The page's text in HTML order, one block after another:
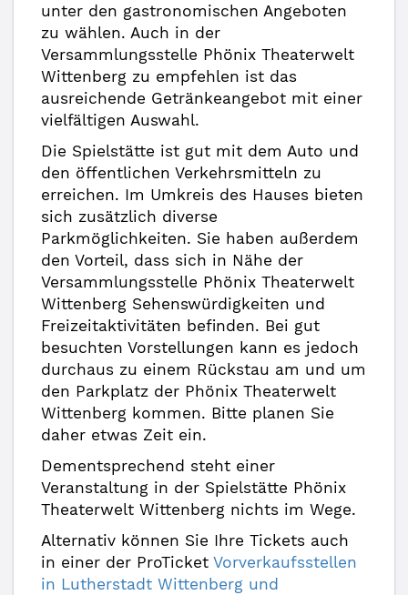
unter den gastronomischen Angeboten
zu wählen. Auch in der
Versammlungsstelle Phönix Theaterwelt
Wittenberg zu empfehlen ist das
ausreichende Getränkeangebot mit einer
vielfältigen Auswahl.
Die Spielstätte ist gut mit dem Auto und
den öffentlichen Verkehrsmitteln zu
erreichen. Im Umkreis des Hauses bieten
sich zusätzlich diverse
Parkmöglichkeiten. Sie haben außerdem
den Vorteil, dass sich in Nähe der
Versammlungsstelle Phönix Theaterwelt
Wittenberg Sehenswürdigkeiten und
Freizeitaktivitäten befinden. Bei gut
besuchten Vorstellungen kann es jedoch
durchaus zu einem Rückstau am und um
den Parkplatz der Phönix Theaterwelt
Wittenberg kommen. Bitte planen Sie
daher etwas Zeit ein.
Dementsprechend steht einer
Veranstaltung in der Spielstätte Phönix
Theaterwelt Wittenberg nichts im Wege.
Alternativ können Sie Ihre Tickets auch
in einer der ProTicket Vorverkaufsstellen
in Lutherstadt Wittenberg und